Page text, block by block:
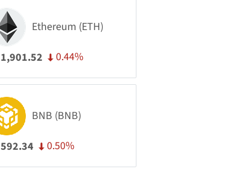
Ethereum (ETH)
1,901.52 0.44%
BNB (BNB)
592.34 0.50%